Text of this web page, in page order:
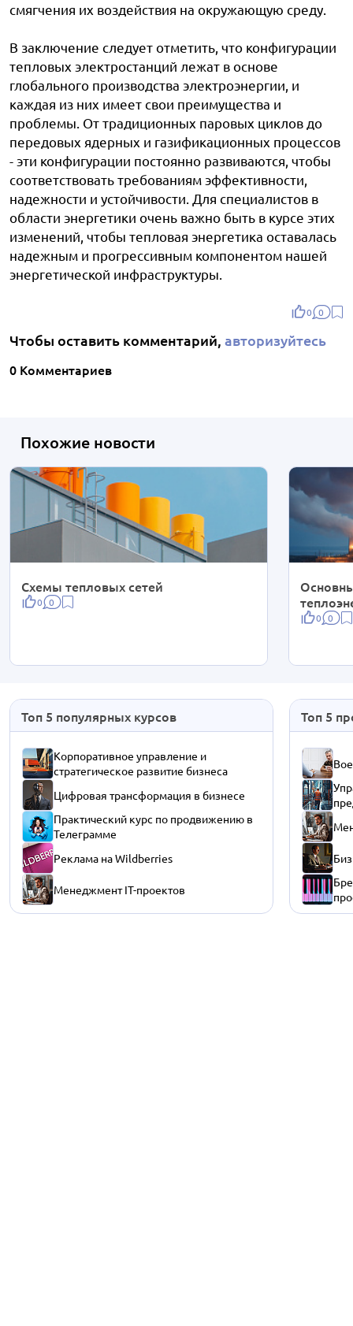
смягчения их воздействия на окружающую среду.
В заключение следует отметить, что конфигурации
тепловых электростанций лежат в основе
глобального производства электроэнергии, и
каждая из них имеет свои преимущества и
проблемы. От традиционных паровых циклов до
передовых ядерных и газификационных процессов
- эти конфигурации постоянно развиваются, чтобы
соответствовать требованиям эффективности,
надежности и устойчивости. Для специалистов в
области энергетики очень важно быть в курсе этих
изменений, чтобы тепловая энергетика оставалась
надежным и прогрессивным компонентом нашей
энергетической инфраструктуры.
0 0
Чтобы оставить комментарий, авторизуйтесь
0 Комментариев
Похожие новости
Схемы тепловых сетей
0 0
0 0
Топ 5 популярных курсов
Корпоративное управление и
стратегическое развитие бизнеса
Цифровая трансформация в бизнесе
Практический курс по продвижению в
Телеграмме
Реклама на Wildberries
Менеджмент IT-проектов
Топ 5